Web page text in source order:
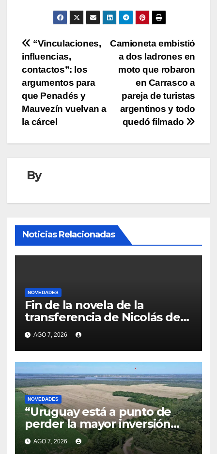
Navegación
de
entradas
Camioneta embistió
a dos ladrones en
moto que robaron
en Carrasco a
pareja de turistas
argentinos y todo
quedó filmado
“Vinculaciones,
influencias,
contactos”: los
argumentos para
que Penadés y
Mauvezín vuelvan a
la cárcel
By
Noticias Relacionadas
NOVEDADES
Fin de la novela de la
transferencia de Nicolás de
la Cruz a Peñarol: “La
operación no se podrá
concretar en este momento”
AGO 7, 2026
NOVEDADES
“Uruguay está a punto de
perder la mayor inversión
privada de su historia”:
Delgado acusó a Cardona de
AGO 7, 2026